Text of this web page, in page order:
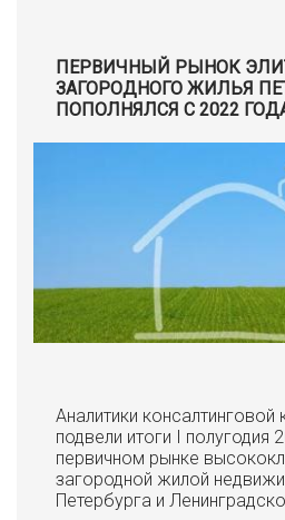
ПЕРВИЧНЫЙ РЫНОК
ЗАГОРОДНОГО ЖИЛЬЯ
ПОПОЛНЯЛСЯ С 2022
Аналитики консалтинговой
подвели итоги I полугодия
первичном рынке
загородной жилой
Петербурга и